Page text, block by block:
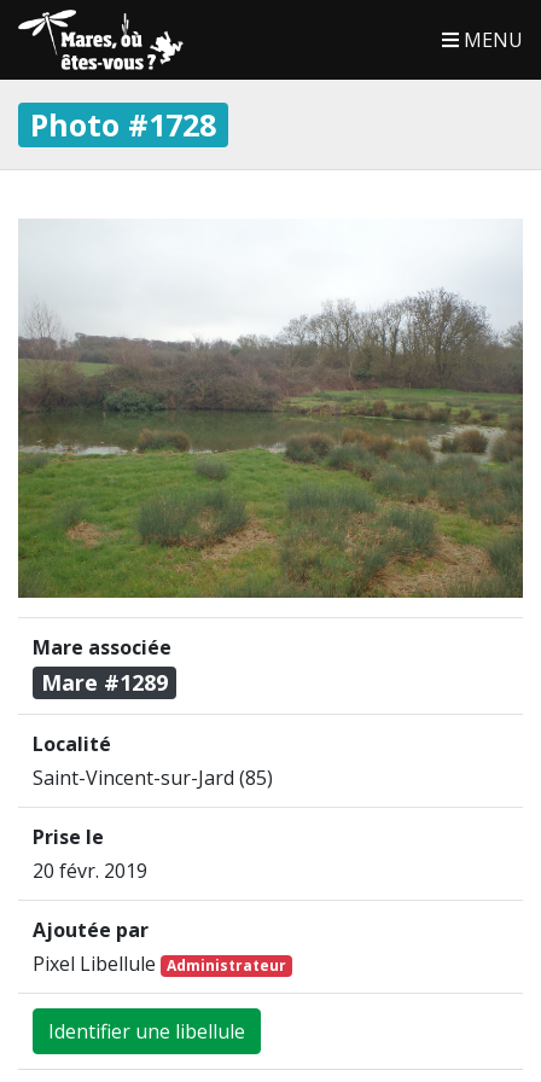
MENU
Photo #1728
Mare associée
Mare #1289
Localité
Saint-Vincent-sur-Jard (85)
Prise le
20 févr. 2019
Ajoutée par
Pixel Libellule Administrateur
Identifier une libellule